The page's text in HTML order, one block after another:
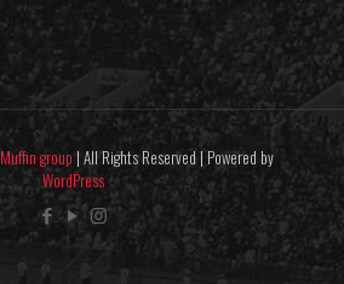
Muffin group | All Rights Reserved | Powered by
WordPress